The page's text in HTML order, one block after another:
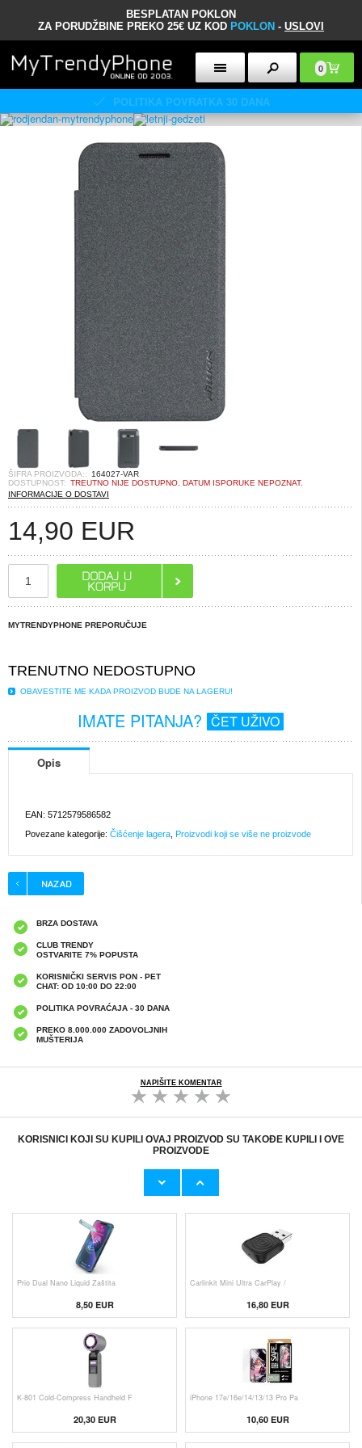
BESPLATAN POKLON
ZA PORUDŽBINE PREKO 25€ UZ KOD POKLON - USLOVI
0
POLITIKA POVRATKA 30 DANA
ŠIFRA PROIZVODA::
164027-VAR
DOSTUPNOST: TREUTNO NIJE DOSTUPNO. DATUM ISPORUKE NEPOZNAT.
INFORMACIJE O DOSTAVI
14,90 EUR
MYTRENDYPHONE PREPORUČUJE
TRENUTNO NEDOSTUPNO
OBAVESTITE ME KADA PROIZVOD BUDE NA LAGERU!
IMATE PITANJA? ČET UŽIVO
Opis
EAN: 5712579586582
Povezane kategorije: Čišćenje lagera Proizvodi koji se više ne proizvode
BRZA DOSTAVA
CLUB TRENDY
OSTVARITE 7% POPUSTA
KORISNIČKI SERVIS PON - PET
CHAT: OD 10:00 DO 22:00
POLITIKA POVRAĆAJA - 30 DANA
PREKO 8.000.000 ZADOVOLJNIH
MUŠTERIJA
NAPIŠITE KOMENTAR
KORISNICI KOJI SU KUPILI OVAJ PROIZVOD SU TAKOĐE KUPILI I OVE
PROIZVODE
Originalni Apple Lightning Kab
Prio Dual Nano Liquid Zaštita
8,50 EUR
Carlinkit Mini Ultra CarPlay /
16,80 EUR
K-801 Cold-Compress Handheld F
20,30 EUR
iPhone 17e/16e/14/13/13 Pro Pa
10,60 EUR